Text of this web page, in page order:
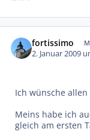
fortissimo
2. Januar 2009
Ich wünsche
Meins habe ich
gleich am ersten